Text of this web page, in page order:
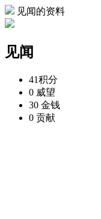
见闻的资料
见闻
41积分
0 威望
30 金钱
0 贡献